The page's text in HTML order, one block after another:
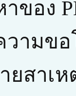
าของ
ามขอ
ยสาเห